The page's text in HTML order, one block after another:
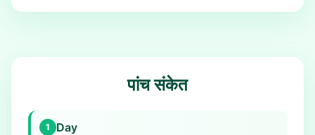
पांच संकेत
1 Day